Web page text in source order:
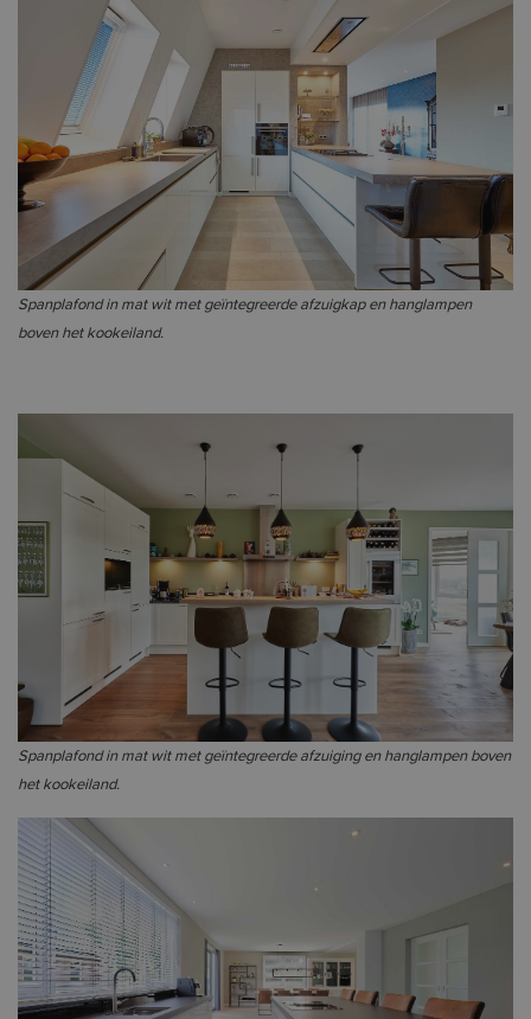
Spanplafond in mat wit met geïntegreerde afzuigkap en hanglampen
boven het kookeiland.
Spanplafond in mat wit met geïntegreerde afzuiging en hanglampen boven
het kookeiland.